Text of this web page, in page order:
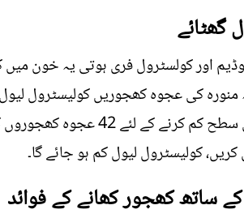
گھٹائے
اور کولسٹرول فری ہوتی یہ خون میں
کی عجوہ کھجوریں کولیسٹرول لیول
کولیسٹرول کی سطح کم
کولیسٹرول لیول کم ہو جائے گا۔
ساتھ کھجور کھانے کے فوائد